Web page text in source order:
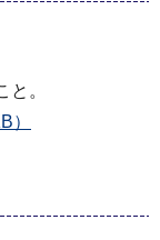
。
）